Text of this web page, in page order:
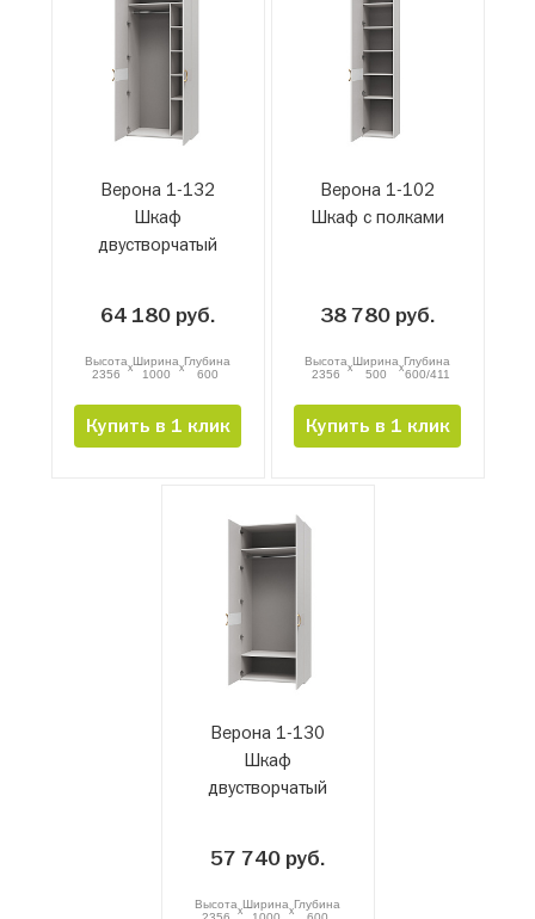
Верона 1-132
Шкаф
двустворчатый
64 180 руб.
Высота
2356
xШирина
1000
xГлубина
600
Купить в 1 клик
Верона 1-102
Шкаф с полками
38 780 руб.
Высота
2356
xШирина
500
xГлубина
600/411
Купить в 1 клик
Верона 1-130
Шкаф
двустворчатый
57 740 руб.
ВысотаxШиринаxГлубина